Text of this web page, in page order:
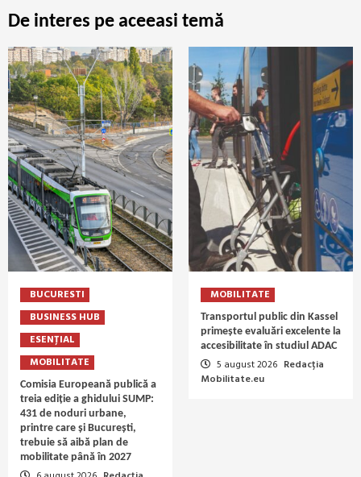
De interes pe aceeasi temă
BUCURESTI
BUSINESS HUB
ESENȚIAL
MOBILITATE
Comisia Europeană publică a
treia ediție a ghidului SUMP:
431 de noduri urbane,
printre care și București,
trebuie să aibă plan de
mobilitate până în 2027
MOBILITATE
Transportul public din Kassel
primește evaluări excelente la
accesibilitate în studiul ADAC
5 august 2026 Redacția
Mobilitate.eu